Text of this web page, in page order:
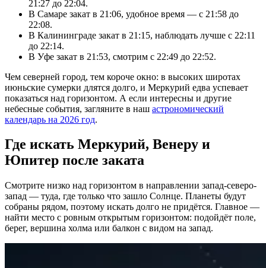
21:27 до 22:04.
В Самаре закат в 21:06, удобное время — с 21:58 до
22:08.
В Калининграде закат в 21:15, наблюдать лучше с 22:11
до 22:14.
В Уфе закат в 21:53, смотрим с 22:49 до 22:52.
Чем северней город, тем короче окно: в высоких широтах
июньские сумерки длятся долго, и Меркурий едва успевает
показаться над горизонтом. А если интересны и другие
небесные события, загляните в наш астрономический
календарь на 2026 год.
Где искать Меркурий, Венеру и
Юпитер после заката
Смотрите низко над горизонтом в направлении запад-северо-
запад — туда, где только что зашло Солнце. Планеты будут
собраны рядом, поэтому искать долго не придётся. Главное —
найти место с ровным открытым горизонтом: подойдёт поле,
берег, вершина холма или балкон с видом на запад.